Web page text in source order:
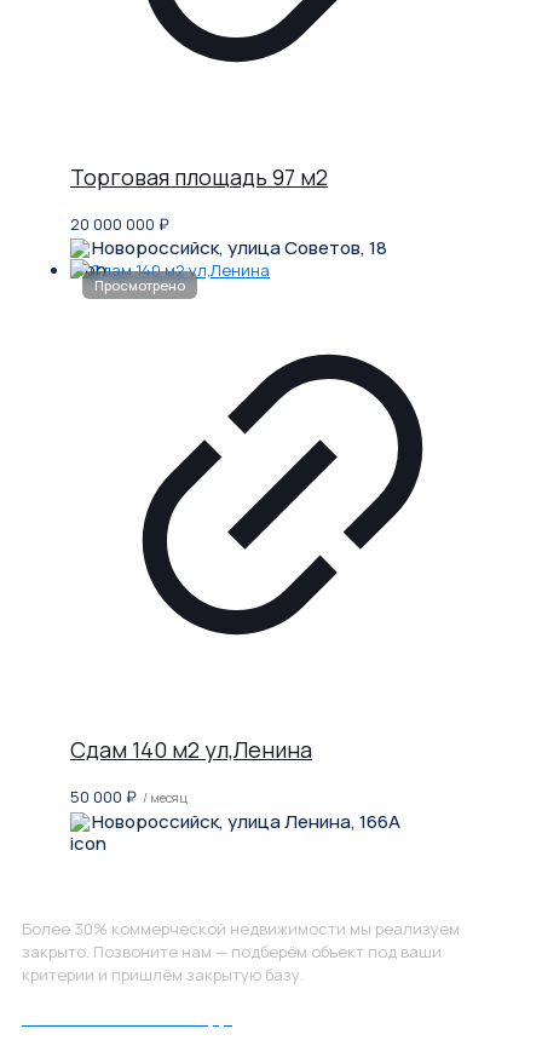
Торговая площадь 97 м2
20 000 000 ₽
Новороссийск, улица Советов, 18
Сдам 140 м2 ул,Ленина
50 000 ₽ / месяц
Новороссийск, улица Ленина, 166А
Более 30% коммерческой недвижимости мы реализуем
закрыто. Позвоните нам — подберём объект под ваши
критерии и пришлём закрытую базу.